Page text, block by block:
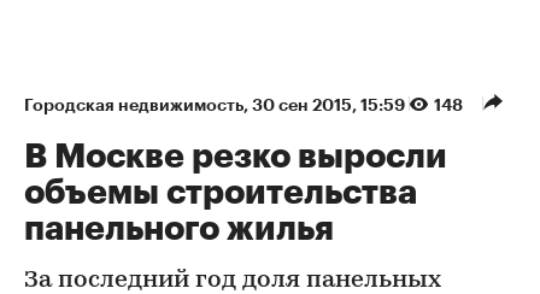
Городская недвижимость⁠, 30 сен 2015, 15:59 148
В Москве резко выросли
объемы строительства
панельного жилья
За последний год доля панельных